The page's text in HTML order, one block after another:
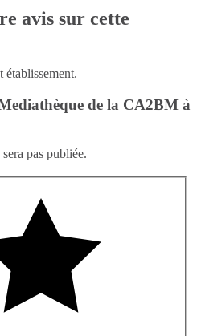
avis sur cette
établissement.
de la CA2BM à
pas publiée.